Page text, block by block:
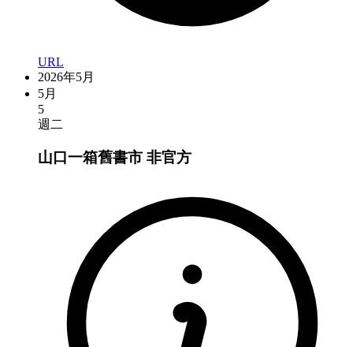
URL
2026年5月
5月
5
週二
山口一箱舊書市 非官方